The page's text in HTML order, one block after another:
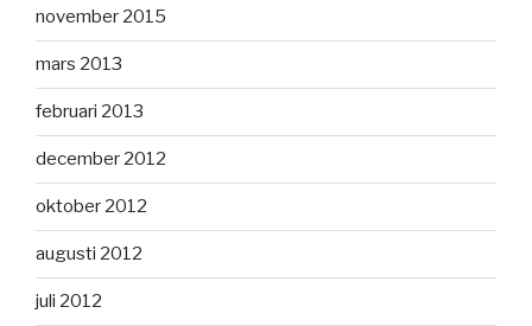
november 2015
mars 2013
februari 2013
december 2012
oktober 2012
augusti 2012
juli 2012